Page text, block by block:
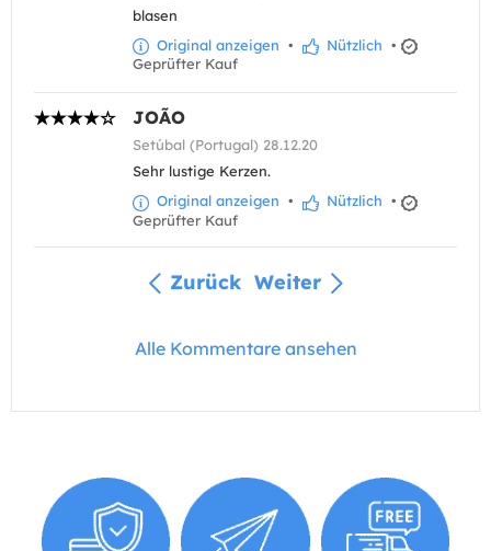
blasen
Original anzeigen • Nützlich •
Geprüfter Kauf
JOÃO
Setúbal (Portugal) 28.12.20
Sehr lustige Kerzen.
Original anzeigen • Nützlich •
Geprüfter Kauf
Zurück Weiter
Alle Kommentare ansehen